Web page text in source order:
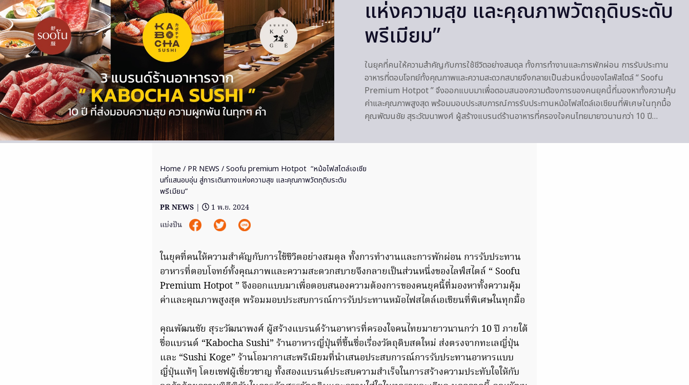
แห่งความสุข และคุณภาพวัตถุดิบระดับ
พรีเมียม”
ในยุคที่คนให้ความสำคัญกับการใช้ชีวิตอย่างสมดุล ทั้งการทำงานและการพักผ่อน การรับประทาน
อาหารที่ตอบโจทย์ทั้งคุณภาพและความสะดวกสบายจึงกลายเป็นส่วนหนึ่งของไลฟ์สไตล์ “ Soofu
Premium Hotpot ” จึงออกแบบมาเพื่อตอบสนองความต้องการของคนยุคนี้ที่มองหาทั้งความคุ้ม
ค่าและคุณภาพสูงสุด พร้อมมอบประสบการณ์การรับประทานหม้อไฟสไตล์เอเชียนที่พิเศษในทุกมื้อ
คุณพัฒนชัย สุระวัฒนาพงศ์ ผู้สร้างแบรนด์ร้านอาหารที่ครองใจคนไทยมายาวนานกว่า 10 ปี…
Home / PR NEWS / Soofu premium Hotpot “หม้อไฟสไตล์เอเชีย
นที่แสนอบอุ่น สู่การเดินทางแห่งความสุข และคุณภาพวัตถุดิบระดับ
พรีเมียม”
PR NEWS |
1 พ.ย. 2024
แบ่งปัน
ในยุคที่คนให้ความสำคัญกับการใช้ชีวิตอย่างสมดุล ทั้งการทำงานและการพักผ่อน การรับประทาน
อาหารที่ตอบโจทย์ทั้งคุณภาพและความสะดวกสบายจึงกลายเป็นส่วนหนึ่งของไลฟ์สไตล์ “ Soofu
Premium Hotpot ” จึงออกแบบมาเพื่อตอบสนองความต้องการของคนยุคนี้ที่มองหาทั้งความคุ้ม
ค่าและคุณภาพสูงสุด พร้อมมอบประสบการณ์การรับประทานหม้อไฟสไตล์เอเชียนที่พิเศษในทุกมื้อ
คุณพัฒนชัย สุระวัฒนาพงศ์ ผู้สร้างแบรนด์ร้านอาหารที่ครองใจคนไทยมายาวนานกว่า 10 ปี ภายใต้
ชื่อแบรนด์ “Kabocha Sushi” ร้านอาหารญี่ปุ่นที่ขึ้นชื่อเรื่องวัตถุดิบสดใหม่ ส่งตรงจากทะเลญี่ปุ่น
และ “Sushi Koge” ร้านโอมากาเสะพรีเมียมที่นำเสนอประสบการณ์การรับประทานอาหารแบบ
ญี่ปุ่นแท้ๆ โดยเชฟผู้เชี่ยวชาญ ทั้งสองแบรนด์ประสบความสำเร็จในการสร้างความประทับใจให้กับ